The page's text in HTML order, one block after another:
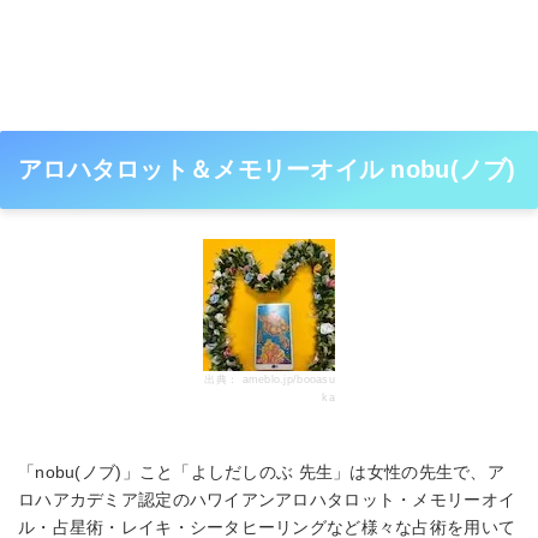
アロハタロット＆メモリーオイル nobu(ノブ)
出典：
ameblo.jp/booasu
ka
「nobu(ノブ)」こと「よしだしのぶ 先生」は女性の先生で、ア
ロハアカデミア認定のハワイアンアロハタロット・メモリーオイ
ル・占星術・レイキ・シータヒーリングなど様々な占術を用いて